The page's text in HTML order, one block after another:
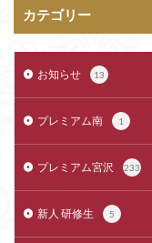
カテゴリー
お知らせ 13
プレミアム南 1
プレミアム宮沢 233
新人 研修生 5